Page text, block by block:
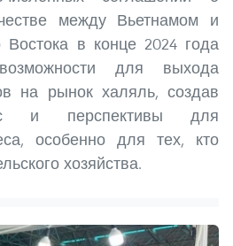
между Вьетнамом и
в конце 2024 года
для выхода
на рынок халяль, создав
и перспективы для
особенно для тех, кто
хозяйства.